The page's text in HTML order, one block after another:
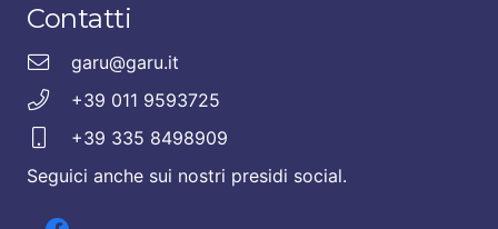
Contatti
garu@garu.it
+39 011 9593725
+39 335 8498909
Seguici anche sui nostri presidi social.